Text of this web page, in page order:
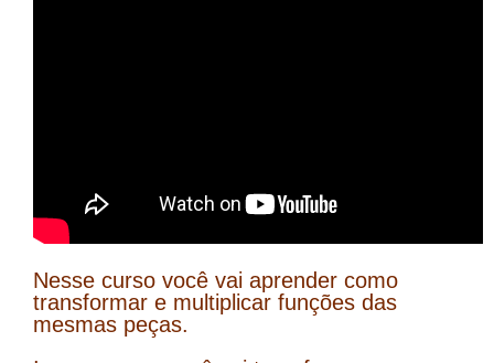
Nesse curso você vai aprender como
transformar e multiplicar funções das
mesmas peças.